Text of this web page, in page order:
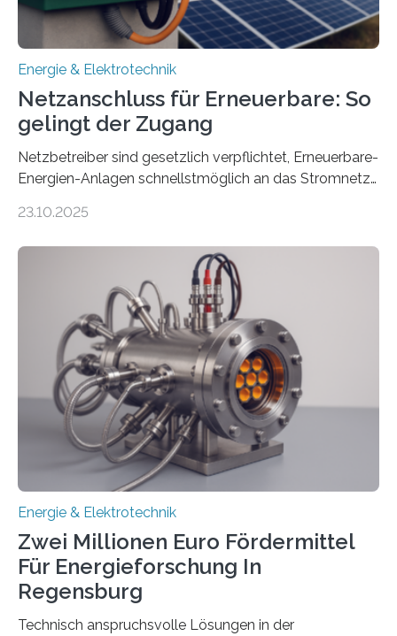
Energie & Elektrotechnik
Netzanschluss für Erneuerbare: So
gelingt der Zugang
Netzbetreiber sind gesetzlich verpflichtet, Erneuerbare-
Energien-Anlagen schnellstmöglich an das Stromnetz
ermöglichen. Doch der dafür nötige Netzausbau hinkt
einem „Anschlussstau“. Die Stiftung
Umweltenergierecht hat den Rechtsrahmen in einem
neuen Bericht für die Praxis eingeordnet – inklusive der
Rolle von flexiblen Netzanschlussvereinbarungen. Der
Netzanschluss von Erneuerbare-Energien-Anlagen
(EE-Anlagen) ist entscheidend für die Energiewende.
Denn ohne Anschluss an das Netz kann kein Strom
eingespeist werden. Nach dem Erneuerbare-Energien-
Gesetz (EEG) sind Netzbetreiber…
23.10.2025
Energie & Elektrotechnik
Zwei Millionen Euro Fördermittel
Für Energieforschung In
Regensburg
Technisch anspruchsvolle Lösungen in der